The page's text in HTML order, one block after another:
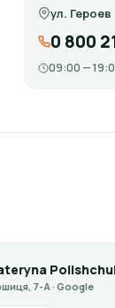
ул.
0 800
09:00 —
★ ★★★★